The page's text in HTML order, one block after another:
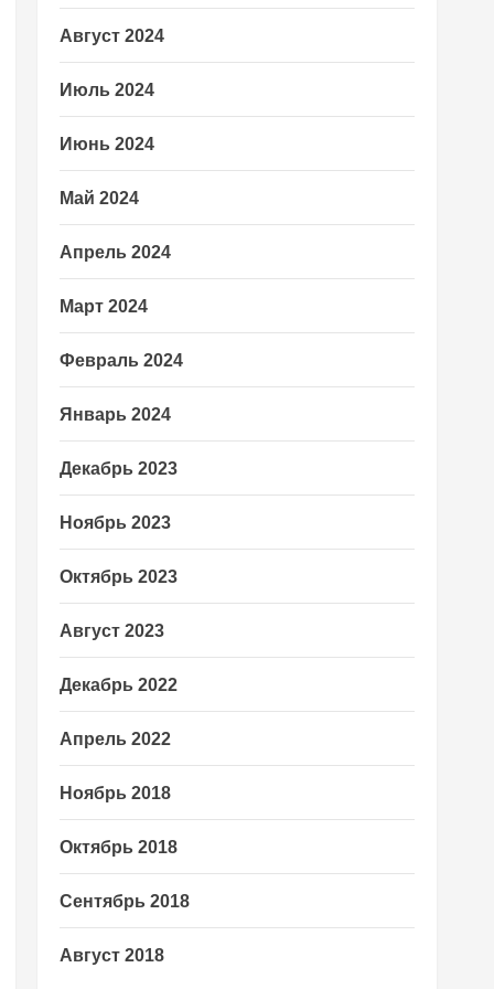
Август 2024
Июль 2024
Июнь 2024
Май 2024
Апрель 2024
Март 2024
Февраль 2024
Январь 2024
Декабрь 2023
Ноябрь 2023
Октябрь 2023
Август 2023
Декабрь 2022
Апрель 2022
Ноябрь 2018
Октябрь 2018
Сентябрь 2018
Август 2018